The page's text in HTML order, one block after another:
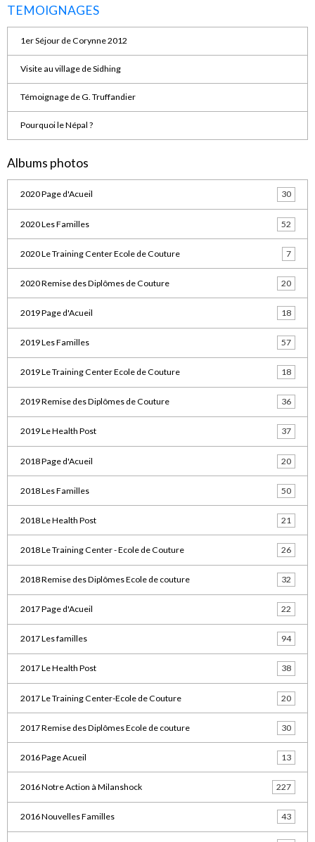
TEMOIGNAGES
1er Séjour de Corynne 2012
Visite au village de Sidhing
Témoignage de G. Truffandier
Pourquoi le Népal ?
Albums photos
2020 Page d'Acueil 30
2020 Les Familles 52
2020 Le Training Center Ecole de Couture 7
2020 Remise des Diplômes de Couture 20
2019 Page d'Acueil 18
2019 Les Familles 57
2019 Le Training Center Ecole de Couture 18
2019 Remise des Diplômes de Couture 36
2019 Le Health Post 37
2018 Page d'Acueil 20
2018 Les Familles 50
2018 Le Health Post 21
2018 Le Training Center - Ecole de Couture 26
2018 Remise des Diplômes Ecole de couture 32
2017 Page d'Acueil 22
2017 Les familles 94
2017 Le Health Post 38
2017 Le Training Center-Ecole de Couture 20
2017 Remise des Diplômes Ecole de couture 30
2016 Page Acueil 13
2016 Notre Action à Milanshock 227
2016 Nouvelles Familles 43